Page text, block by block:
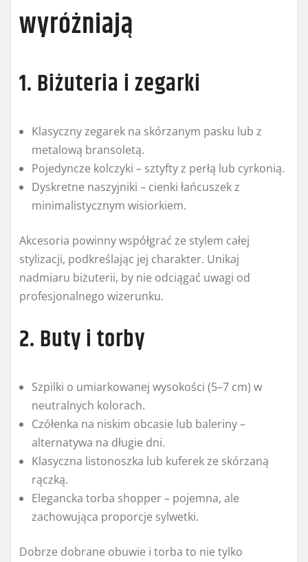
wyróżniają
1. Biżuteria i zegarki
Klasyczny zegarek na skórzanym pasku lub z
metalową bransoletą.
Pojedyncze kolczyki – sztyfty z perłą lub cyrkonią.
Dyskretne naszyjniki – cienki łańcuszek z
minimalistycznym wisiorkiem.
Akcesoria powinny współgrać ze stylem całej
stylizacji, podkreślając jej charakter. Unikaj
nadmiaru biżuterii, by nie odciągać uwagi od
profesjonalnego wizerunku.
2. Buty i torby
Szpilki o umiarkowanej wysokości (5–7 cm) w
neutralnych kolorach.
Czółenka na niskim obcasie lub baleriny –
alternatywa na długie dni.
Klasyczna listonoszka lub kuferek ze skórzaną
rączką.
Elegancka torba shopper – pojemna, ale
zachowująca proporcje sylwetki.
Dobrze dobrane obuwie i torba to nie tylko